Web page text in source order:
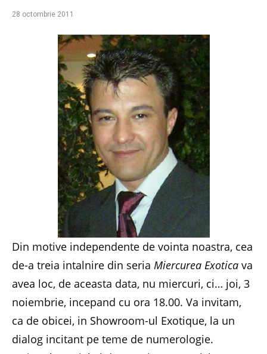
28 octombrie 2011
Din motive independente de vointa noastra, cea
de-a treia intalnire din seria Miercurea Exotica va
avea loc, de aceasta data, nu miercuri, ci… joi, 3
noiembrie, incepand cu ora 18.00. Va invitam,
ca de obicei, in Showroom-ul Exotique, la un
dialog incitant pe teme de numerologie.